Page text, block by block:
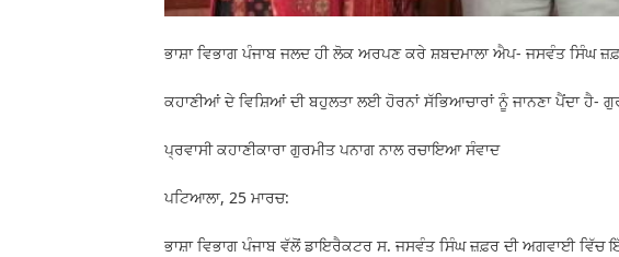
ਭਾਸ਼ਾ ਵਿਭਾਗ ਪੰਜਾਬ ਜਲਦ ਹੀ ਲੋਕ ਅਰਪਣ ਕਰੇ ਸ਼ਬਦਮਾਲਾ ਐਪ- ਜਸਵੰਤ ਸਿੰਘ
ਕਹਾਣੀਆਂ ਦੇ ਵਿਸ਼ਿਆਂ ਦੀ ਬਹੁਲਤਾ ਲਈ ਹੋਰਨਾਂ ਸੱਭਿਆਚਾਰਾਂ ਨੂੰ ਜਾਨਣਾ ਪੈਂਦਾ ਹੈ-
ਪ੍ਰਵਾਸੀ ਕਹਾਣੀਕਾਰਾ ਗੁਰਮੀਤ ਪਨਾਗ ਨਾਲ ਰਚਾਇਆ ਸੰਵਾਦ
ਪਟਿਆਲਾ, 25 ਮਾਰਚ:
ਭਾਸ਼ਾ ਵਿਭਾਗ ਪੰਜਾਬ ਵੱਲੋਂ ਡਾਇਰੈਕਟਰ ਸ. ਜਸਵੰਤ ਸਿੰਘ ਜ਼ਫ਼ਰ ਦੀ ਅਗਵਾਈ ਵਿੱਚ